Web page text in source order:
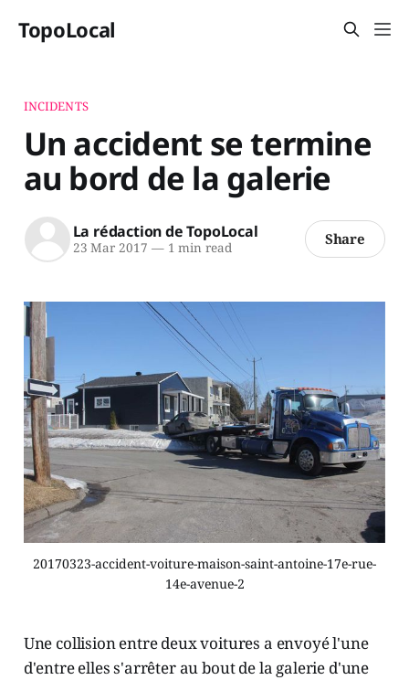
TopoLocal
INCIDENTS
Un accident se termine
au bord de la galerie
La rédaction de TopoLocal
23 Mar 2017 —1 min read Share
20170323-accident-voiture-maison-saint-antoine-17e-rue-
14e-avenue-2
Une collision entre deux voitures a envoyé l'une
d'entre elles s'arrêter au bout de la galerie d'une